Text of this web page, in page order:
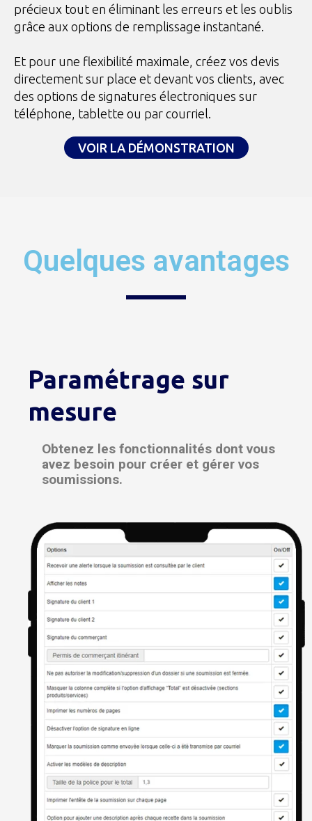
précieux tout en éliminant les erreurs et les oublis
grâce aux options de remplissage instantané.
Et pour une flexibilité maximale, créez vos devis
directement sur place et devant vos clients, avec
des options de signatures électroniques sur
téléphone, tablette ou par courriel.
VOIR LA DÉMONSTRATION
Quelques avantages
Paramétrage sur
mesure
Obtenez les fonctionnalités dont vous
avez besoin pour créer et gérer vos
soumissions.